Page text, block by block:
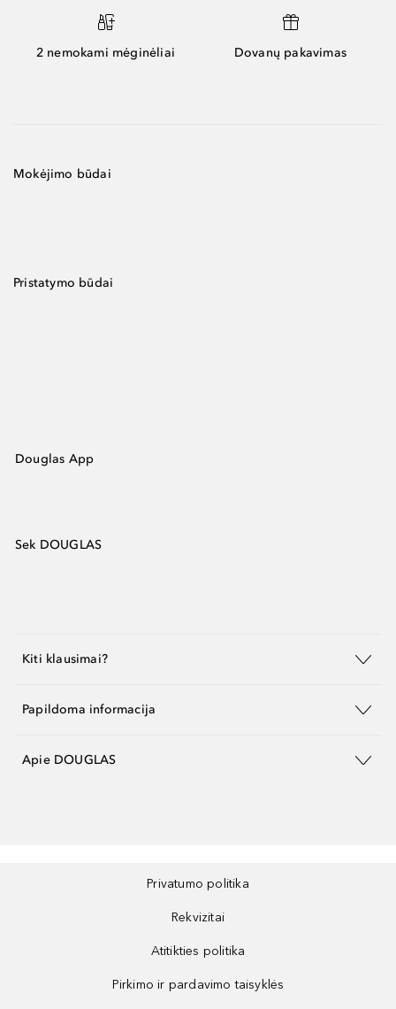
2 nemokami mėginėliai Dovanų pakavimas
Mokėjimo būdai
Pristatymo būdai
Douglas App
Sek DOUGLAS
Kiti klausimai?
Papildoma informacija
Apie DOUGLAS
Privatumo politika
Rekvizitai
Atitikties politika
Pirkimo ir pardavimo taisyklės